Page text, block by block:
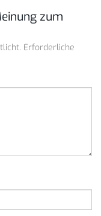
zum
Erforderliche